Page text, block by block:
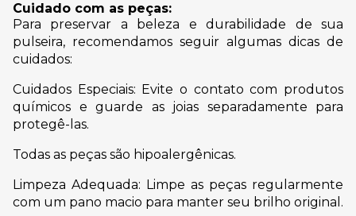
Cuidado com as peças:
Para preservar a beleza e durabilidade de sua
pulseira, recomendamos seguir algumas dicas de
cuidados:
Cuidados Especiais: Evite o contato com produtos
químicos e guarde as joias separadamente para
protegê-las.
Todas as peças são hipoalergênicas.
Limpeza Adequada: Limpe as peças regularmente
com um pano macio para manter seu brilho original.